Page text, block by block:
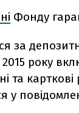
Фонду
за
2015 року
та
у